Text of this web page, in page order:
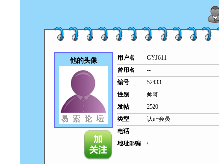
他的头像 用户名
GYJ611
曾用名
--
编号
52433
性别
帅哥
发帖
2520
类型
认证会员
电话
地址邮编
/